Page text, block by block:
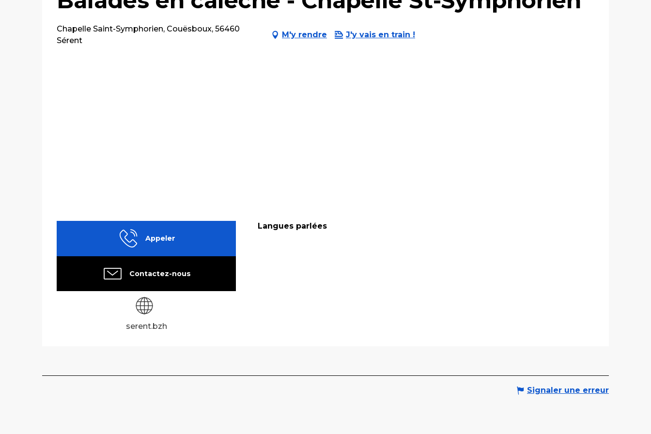
Chapelle Saint-Symphorien, Couësboux, 56460
Sérent
M'y rendre J'y vais en train !
Appeler
Contactez-nous
serent.bzh
Langues parlées
Langues parlées
Signaler une erreur